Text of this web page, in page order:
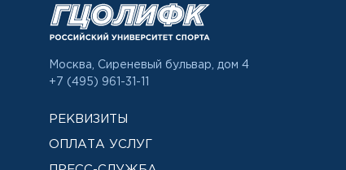
Москва, Сиреневый бульвар, дом 4
+7 (495) 961-31-11
РЕКВИЗИТЫ
ОПЛАТА УСЛУГ